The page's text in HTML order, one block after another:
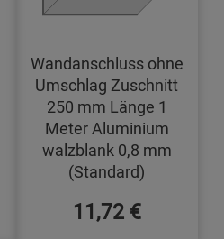
Wandanschluss ohne
Umschlag Zuschnitt
250 mm Länge 1
Meter Aluminium
walzblank 0,8 mm
(Standard)
11,72 €